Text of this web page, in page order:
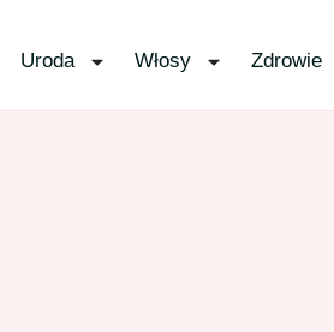
Uroda Włosy Zdrowie